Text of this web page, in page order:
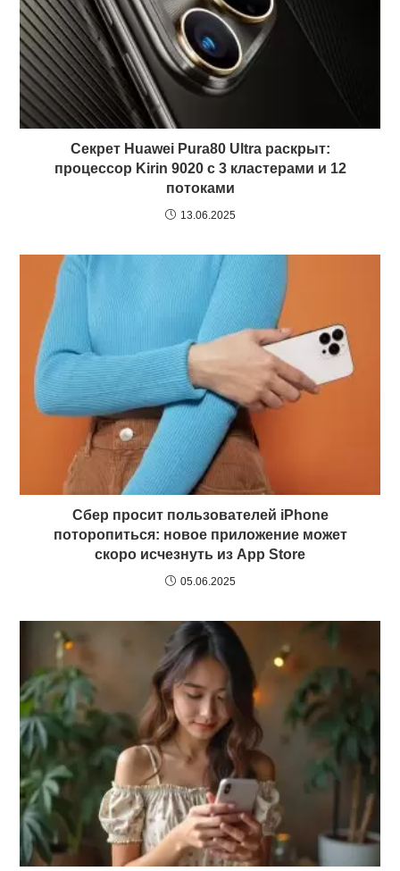
Секрет Huawei Pura80 Ultra раскрыт:
процессор Kirin 9020 с 3 кластерами и 12
потоками
13.06.2025
Сбер просит пользователей iPhone
поторопиться: новое приложение может
скоро исчезнуть из App Store
05.06.2025